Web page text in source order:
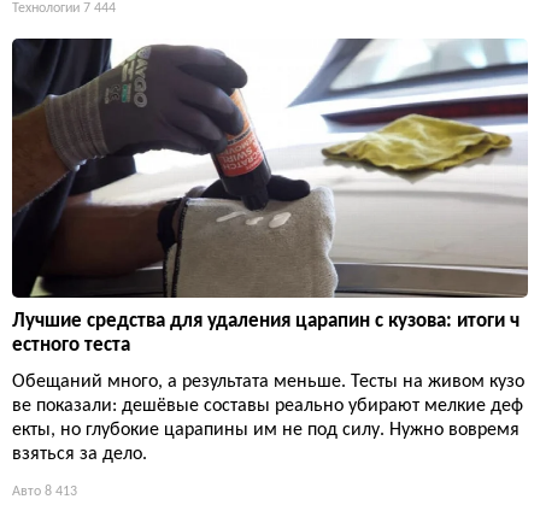
Технологии 7 444
Лучшие средства для удаления царапин с кузова: итоги ч
естного теста
Обещаний много, а результата меньше. Тесты на живом кузо
ве показали: дешёвые составы реально убирают мелкие деф
екты, но глубокие царапины им не под силу. Нужно вовремя
взяться за дело.
Авто 8 413